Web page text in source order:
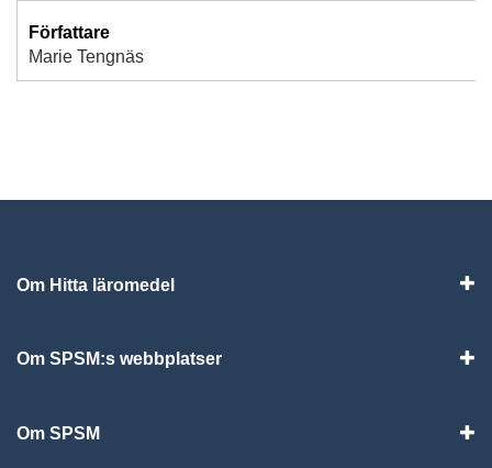
Författare
Marie Tengnäs
Om Hitta läromedel
Om SPSM:s webbplatser
Om SPSM